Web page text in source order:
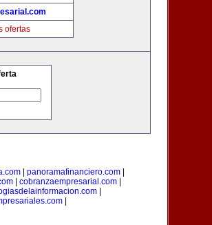
ofertas
panoramafinanciero.com
cobranzaempresarial.com
|
|